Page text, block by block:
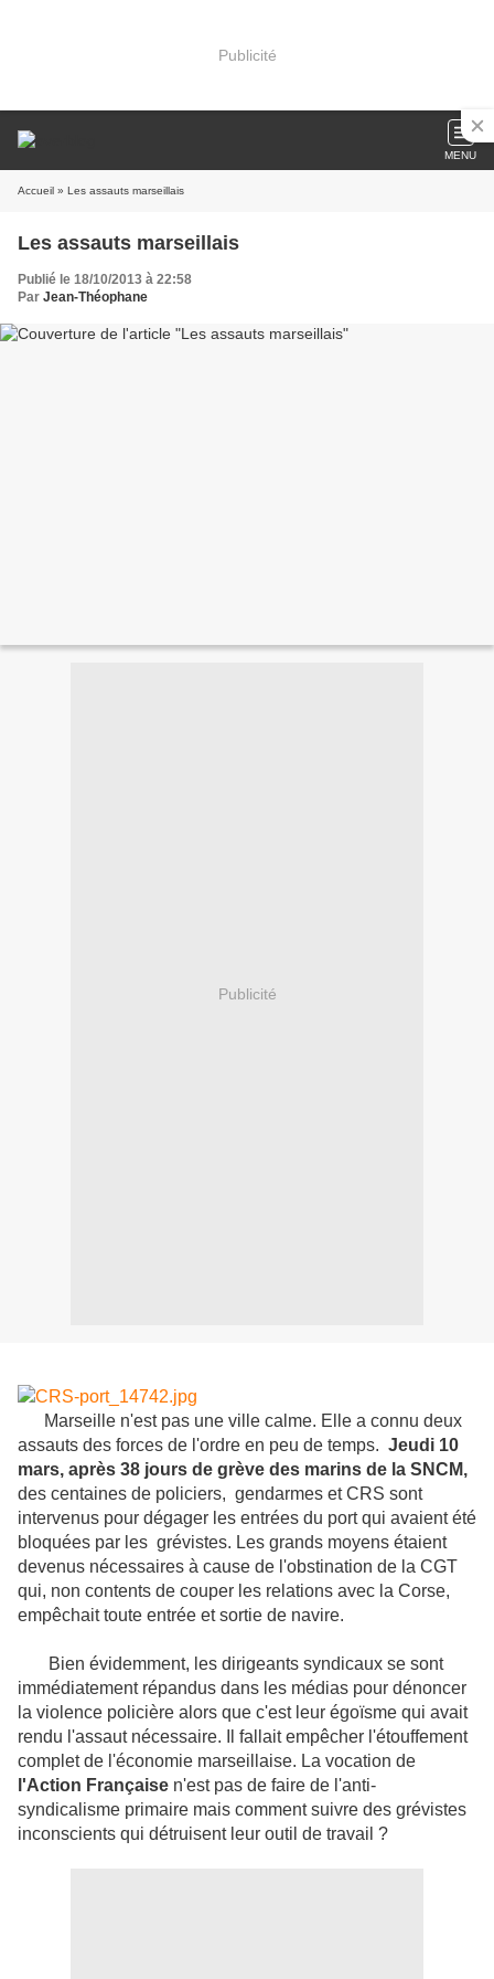
Publicité
MENU
Accueil » Les assauts marseillais
Les assauts marseillais
Publié le 18/10/2013 à 22:58
Par Jean-Théophane
Publicité
Marseille n'est pas une ville calme. Elle a connu deux
assauts des forces de l'ordre en peu de temps. Jeudi 10
mars, après 38 jours de grève des marins de la SNCM,
des centaines de policiers, gendarmes et CRS sont
intervenus pour dégager les entrées du port qui avaient été
bloquées par les grévistes. Les grands moyens étaient
devenus nécessaires à cause de l'obstination de la CGT
qui, non contents de couper les relations avec la Corse,
empêchait toute entrée et sortie de navire.
Bien évidemment, les dirigeants syndicaux se sont
immédiatement répandus dans les médias pour dénoncer
la violence policière alors que c'est leur égoïsme qui avait
rendu l'assaut nécessaire. Il fallait empêcher l'étouffement
complet de l'économie marseillaise. La vocation de
l'Action Française n'est pas de faire de l'anti-
syndicalisme primaire mais comment suivre des grévistes
inconscients qui détruisent leur outil de travail ?